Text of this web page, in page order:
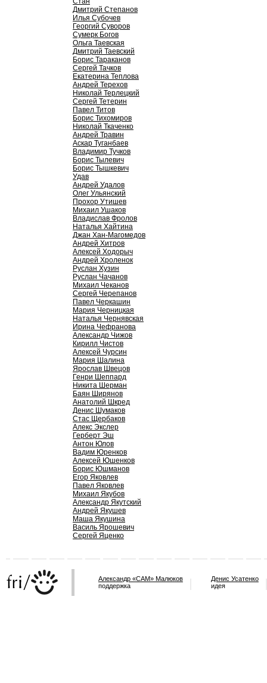
Дмитрий Степанов
Илья Субочев
Георгий Суворов
Сумерк Богов
Ольга Таевская
Дмитрий Таевский
Борис Тараканов
Сергей Тачков
Екатерина Теплова
Андрей Терехов
Николай Терлецкий
Сергей Тетерин
Павел Титов
Борис Тихомиров
Николай Ткаченко
Андрей Травин
Аскар Туганбаев
Владимир Тучков
Борис Тылевич
Борис Тышкевич
Удав
Андрей Удалов
Олег Ульянский
Прохор Утишев
Михаил Ушаков
Владислав Фролов
Наталья Хайтина
Джан Хан-Магомедов
Андрей Хитров
Алексей Ходорыч
Андрей Хроленок
Руслан Хузин
Руслан Чачанов
Михаил Чеканов
Сергей Черепанов
Павел Черкашин
Мария Черницкая
Наталья Чернявская
Ирина Чефранова
Александр Чижов
Кирилл Чистов
Алексей Чурсин
Мария Шалина
Ярослав Швецов
Генри Шеппард
Никита Шерман
Баян Ширянов
Анатолий Шкред
Денис Шумаков
Стас Щербаков
Алекс Экслер
Герберт Эш
Антон Юлов
Вадим Юренков
Алексей Юшенков
Борис Юшманов
Егор Яковлев
Павел Яковлев
Михаил Якубов
Александр Якутский
Андрей Якушев
Маша Якушина
Василь Ярошевич
Сергей Яценко
Александр «САМ» Малюков
поддержка
Денис Усатенко
идея